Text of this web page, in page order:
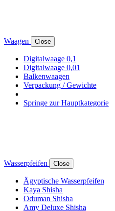
Waagen Close
Digitalwaage 0,1
Digitalwaage 0,01
Balkenwaagen
Verpackung / Gewichte
Springe zur Hauptkategorie
Wasserpfeifen Close
Ägyptische Wasserpfeifen
Kaya Shisha
Oduman Shisha
Amy Deluxe Shisha